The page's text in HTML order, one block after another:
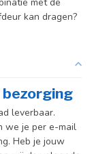
met de
kan dragen?
bezorging
leverbaar.
we je per e-mail
Heb je jouw